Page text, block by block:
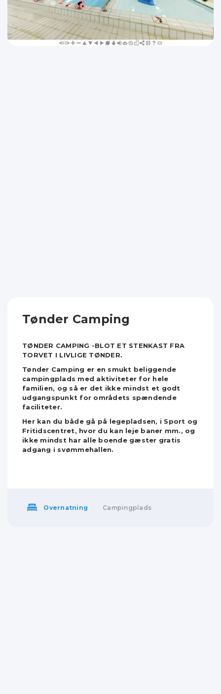
Tønder Camping
TØNDER CAMPING -BLOT ET STENKAST FRA
TORVET I LIVLIGE TØNDER.
Tønder Camping er en smukt beliggende
campingplads med aktiviteter for hele
familien, og så er det ikke mindst et godt
udgangspunkt for områdets spændende
faciliteter.
Her kan du både gå på legepladsen, i Sport og
Fritidscentret, hvor du kan leje baner mm., og
ikke mindst har alle boende gæster gratis
adgang i svømmehallen.
Overnatning Campingplads